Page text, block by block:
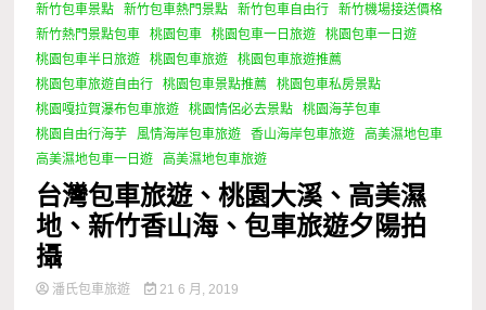
新竹包車景點
新竹包車熱門景點 新竹包車自由行
新竹機場接送價格
新竹熱門景點包車
桃園包車 桃園包車一日旅遊
桃園包車一日遊
桃園包車半日旅遊
桃園包車旅遊
桃園包車旅遊推薦
桃園包車旅遊自由行
桃園包車景點推薦
桃園包車私房景點
桃園嘎拉賀瀑布包車旅遊
桃園情侶必去景點
桃園海芋包車
桃園自由行海芋
風情海岸包車旅遊 香山海岸包車旅遊
高美濕地包車
高美濕地包車一日遊
高美濕地包車旅遊
台灣包車旅遊、桃園大溪、高美濕
地、新竹香山海、包車旅遊夕陽拍
攝
潘氏包車旅遊 21 6 月, 2019